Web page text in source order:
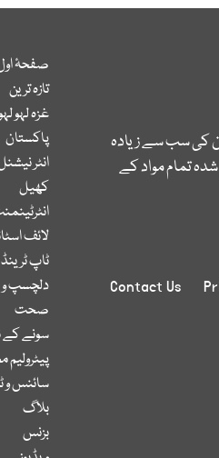
کی سب سے زیادہ
تمام مواد کے
Contact Us
صفحۂ
تازہ ترین
غزہ لہو
پاکستان
انٹر
کھیل
لائف
ٹاپ ٹرینڈ
دلچسپ
صحت
سونے کے
سائنس و
بلاگ
بزنس